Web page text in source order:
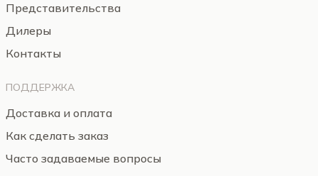
Представительства
Дилеры
Контакты
ПОДДЕРЖКА
Доставка и оплата
Как сделать заказ
Часто задаваемые вопросы